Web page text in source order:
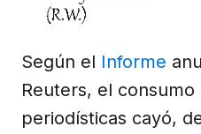
Según el Informe
Reuters, el consumo
periodísticas cayó,